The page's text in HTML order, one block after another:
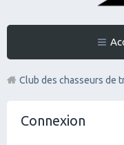
Club des chasseurs de
Connexion